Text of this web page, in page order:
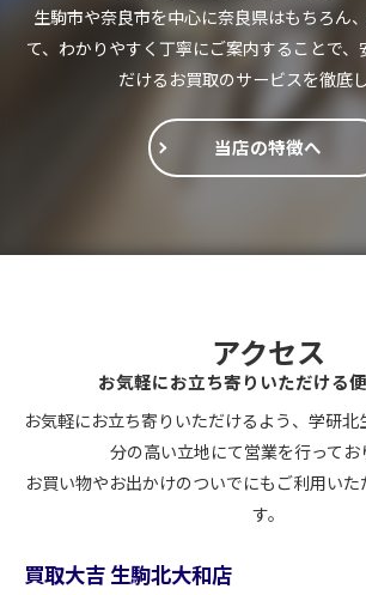
生駒市や奈良市を中心に奈良県はもちろん
て、わかりやすく丁寧にご案内することで
だけるお買取のサービスを徹底し
当店の特徴へ
お気軽にお立ち寄りいただける
アクセス
お気軽にお立ち寄りいただけるよう、学研
分の高い立地にて営業を行ってお
お買い物やお出かけのついでにもご利用い
す。
買取大吉 生駒北大和店